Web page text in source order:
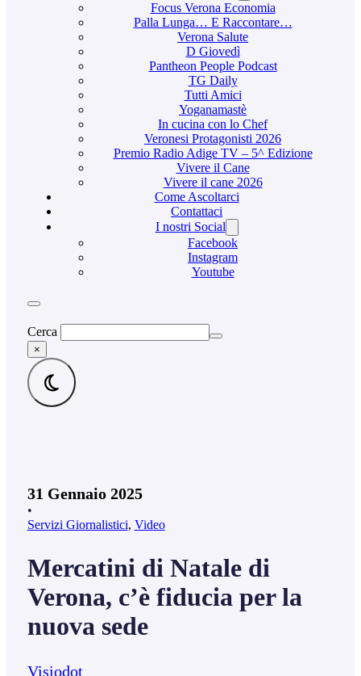
Focus Verona Economia
Palla Lunga… E Raccontare…
Verona Salute
D Giovedì
Pantheon People Podcast
TG Daily
Tutti Amici
Yoganamastè
In cucina con lo Chef
Veronesi Protagonisti 2026
Premio Radio Adige TV – 5^ Edizione
Vivere il Cane
Vivere il cane 2026
Come Ascoltarci
Contattaci
I nostri Social
Facebook
Instagram
Youtube
Cerca
×
31 Gennaio 2025
•
Servizi Giornalistici, Video
Mercatini di Natale di
Verona, c’è fiducia per la
nuova sede
Visiodot